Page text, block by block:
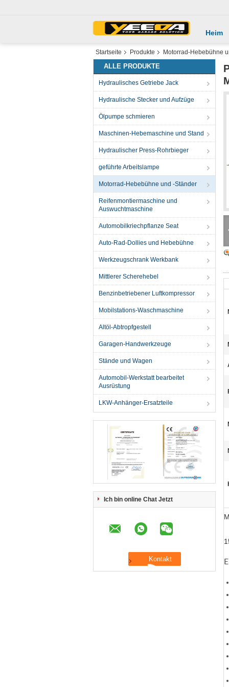
Heim
Startseite Produkte Motorrad-Hebebühne
ALLE PRODUKTE
Hydraulisches Getriebe Jack
Hydraulische Stecker und Aufzüge
Ölpumpe schmieren
Maschinen-Hebemaschine und Stand
Hydraulischer Press-Rohrbieger
geführte Arbeitslampe
Motorrad-Hebebühne und -Ständer
Reifenmontiermaschine und
Auswuchtmaschine
Automobilkriechpflanze Seat
Auto-Rad-Dollies und Hebebühne
Werkzeugschrank Werkbank
Mittlerer Scherehebel
Benzinbetriebener Luftkompressor
Mobilstations-Waschmaschine
Altöl-Abtropfgestell
Garagen-Handwerkzeuge
Stände und Wagen
Automobil-Werkstatt bearbeitet
Ausrüstung
LKW-Anhänger-Ersatzteile
Ich bin online Chat Jetzt